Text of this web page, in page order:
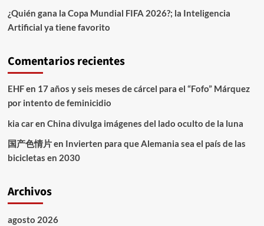
¿Quién gana la Copa Mundial FIFA 2026?; la Inteligencia
Artificial ya tiene favorito
Comentarios recientes
EHFen 17 años y seis meses de cárcel para el “Fofo” Márquez
por intento de feminicidio
kia caren China divulga imágenes del lado oculto de la luna
国产色情片en Invierten para que Alemania sea el país de las
bicicletas en 2030
Archivos
agosto 2026